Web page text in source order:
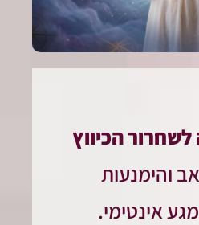
הכיווץ
והימנעות
אינטימי.